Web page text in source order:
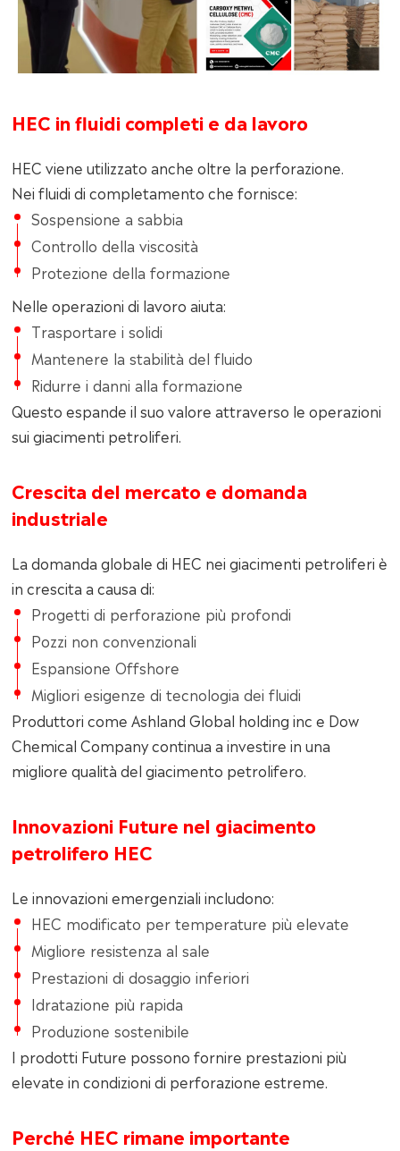
HEC in fluidi completi e da lavoro
HEC viene utilizzato anche oltre la perforazione.
Nei fluidi di completamento che fornisce:
Sospensione a sabbia
Controllo della viscosità
Protezione della formazione
Nelle operazioni di lavoro aiuta:
Trasportare i solidi
Mantenere la stabilità del fluido
Ridurre i danni alla formazione
Questo espande il suo valore attraverso le operazioni
sui giacimenti petroliferi.
Crescita del mercato e domanda
industriale
La domanda globale di HEC nei giacimenti petroliferi è
in crescita a causa di:
Progetti di perforazione più profondi
Pozzi non convenzionali
Espansione Offshore
Migliori esigenze di tecnologia dei fluidi
Produttori come Ashland Global holding inc e Dow
Chemical Company continua a investire in una
migliore qualità del giacimento petrolifero.
Innovazioni Future nel giacimento
petrolifero HEC
Le innovazioni emergenziali includono:
HEC modificato per temperature più elevate
Migliore resistenza al sale
Prestazioni di dosaggio inferiori
Idratazione più rapida
Produzione sostenibile
I prodotti Future possono fornire prestazioni più
elevate in condizioni di perforazione estreme.
Perché HEC rimane importante